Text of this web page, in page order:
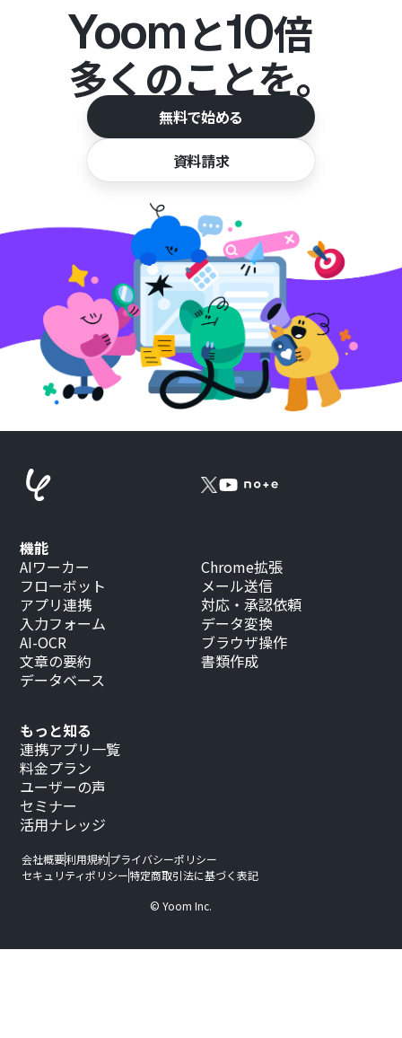
Yoomと10倍
多くのことを。
無料で始める
資料請求
もっと知る
連携アプリ一覧
料金プラン
ユーザーの声
セミナー
活用ナレッジ
機能
AIワーカー
フローボット
アプリ連携
入力フォーム
AI-OCR
文章の要約
データベース
Chrome拡張
メール送信
対応・承認依頼
データ変換
ブラウザ操作
書類作成
会社概要利用規約プライバシーポリシー
セキュリティポリシー特定商取引法に基づく表記
© Yoom Inc.